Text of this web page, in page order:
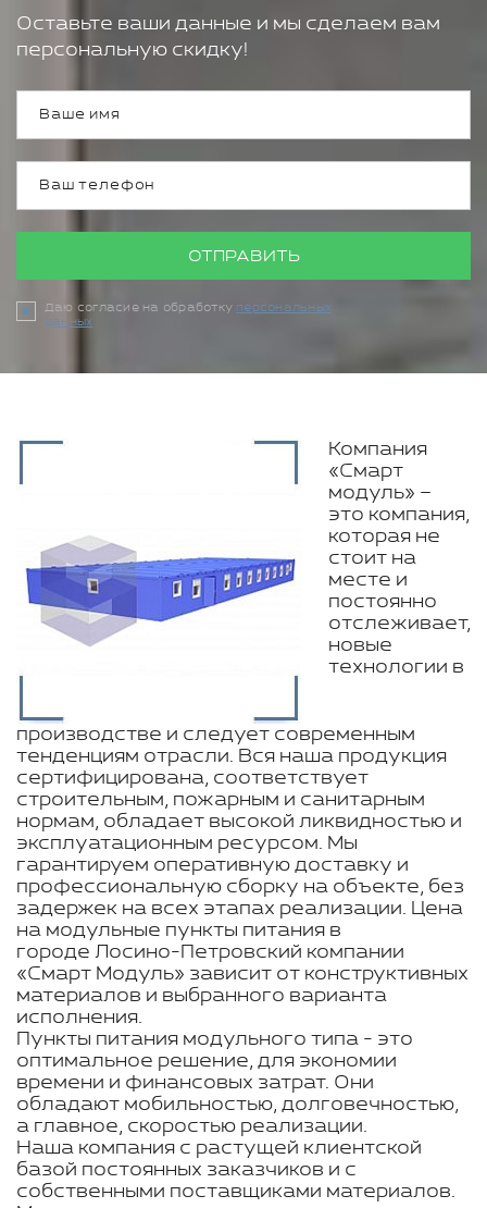
Оставьте ваши данные и мы сделаем вам
персональную скидку!
ОТПРАВИТЬ
Даю согласие на обработку персональных
данных
Компания
«Смарт
модуль» –
это компания,
которая не
стоит на
месте и
постоянно
отслеживает,
новые
технологии в
производстве и следует современным
тенденциям отрасли. Вся наша продукция
сертифицирована, соответствует
строительным, пожарным и санитарным
нормам, обладает высокой ликвидностью и
эксплуатационным ресурсом. Мы
гарантируем оперативную доставку и
профессиональную сборку на объекте, без
задержек на всех этапах реализации. Цена
на модульные пункты питания в
городе Лосино-Петровский компании
«Смарт Модуль» зависит от конструктивных
материалов и выбранного варианта
исполнения.
Пункты питания модульного типа - это
оптимальное решение, для экономии
времени и финансовых затрат. Они
обладают мобильностью, долговечностью,
а главное, скоростью реализации.
Наша компания с растущей клиентской
базой постоянных заказчиков и с
собственными поставщиками материалов.